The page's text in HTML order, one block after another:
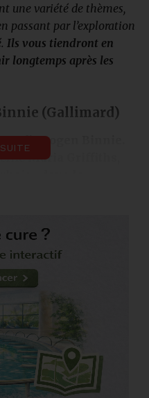
une variété de thèmes,
passant par l’exploration
Ils vous tiendront en
longtemps après les
(Gallimard)
d’Imogen Binnie.
Maria Griffiths,
a élu domicile
malgré sa
à trouver satisfaction
le besoin de
vie,
mais cela s’avère
imaginé. Puis,
petite amie la quitte
où tout bascule.
de partir à
de son ex, et